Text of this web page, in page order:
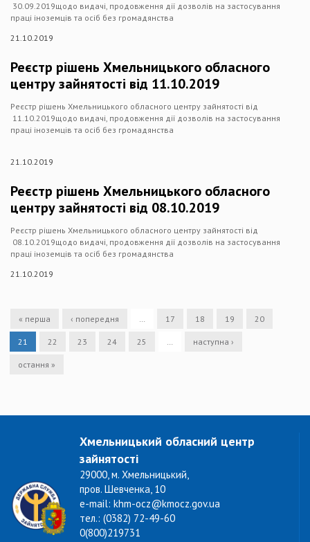
30.09.2019щодо видачі, продовження дії дозволів на застосування
праці іноземців та осіб без громадянства
21.10.2019
Реєстр рішень Хмельницького обласного
центру зайнятості від 11.10.2019
Реєстр рішень Хмельницького обласного центру зайнятості від
11.10.2019щодо видачі, продовження дії дозволів на застосування
праці іноземців та осіб без громадянства
21.10.2019
Реєстр рішень Хмельницького обласного
центру зайнятості від 08.10.2019
Реєстр рішень Хмельницького обласного центру зайнятості від
08.10.2019щодо видачі, продовження дії дозволів на застосування
праці іноземців та осіб без громадянства
21.10.2019
« перша ‹ попередня … 17 18 19 20
21 22 23 24 25 … наступна ›
остання »
Хмельницький обласний центр
зайнятості
29000, м. Хмельницький,
пров. Шевченка, 10
e-mail: khm-ocz@kmocz.gov.ua
тел.: (0382) 72-49-60
0(800)219731